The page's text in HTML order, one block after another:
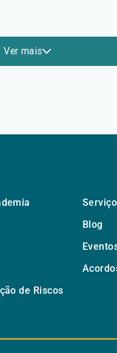
Ver mais
Blog
de Riscos